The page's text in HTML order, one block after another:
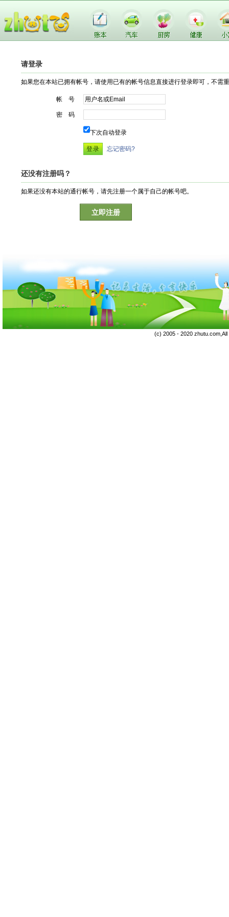
请登录
如果您在本站已拥有帐号，请使用已有的帐号信息直接进行登录即可，不需
帐 号
密 码
下次自动登录
忘记密码?
还没有注册吗？
如果还没有本站的通行帐号，请先注册一个属于自己的帐号吧。
立即注册
(c) 2005 - 2020